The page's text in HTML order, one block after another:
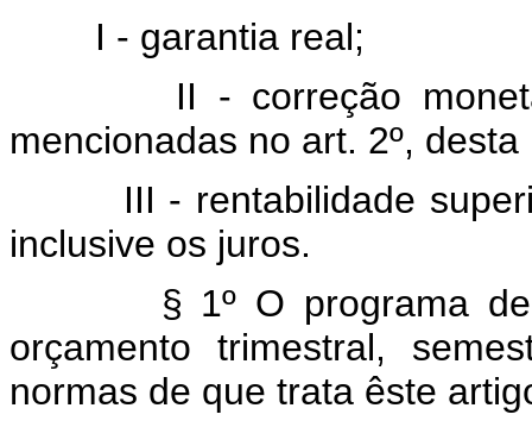
I - garantia real;
II - correção
mencionadas no art. 2º, desta
III - rentabilidade
inclusive os juros.
§ 1º O programa de
orçamento trimestral,
normas de que trata êste